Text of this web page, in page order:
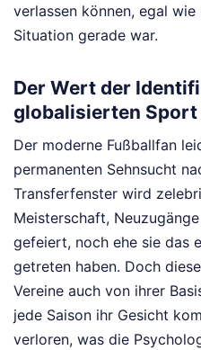
verlassen können, egal
Situation gerade war.
Der Wert der
globalisierten Sport
Der moderne Fußballfan
permanenten Sehnsucht
Transferfenster wird
Meisterschaft,
gefeiert, noch ehe sie das
getreten haben. Doch
Vereine auch von ihrer
jede Saison ihr Gesicht
verloren, was die